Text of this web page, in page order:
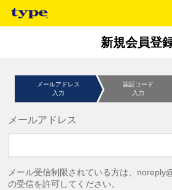
新規会員登
メールアドレス
入力
認証コード
入力
メールアドレス
メール受信制限されている方は、
の受信を許可してください。